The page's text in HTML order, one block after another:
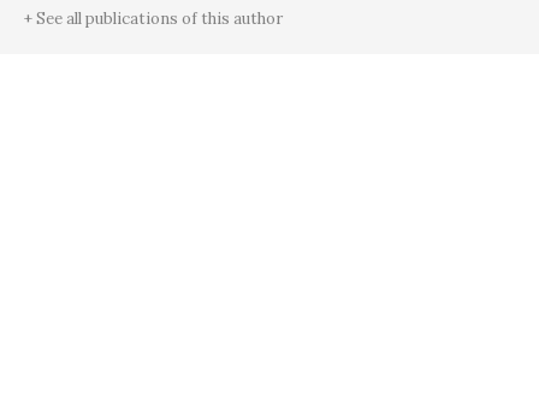
+ See all publications of this author